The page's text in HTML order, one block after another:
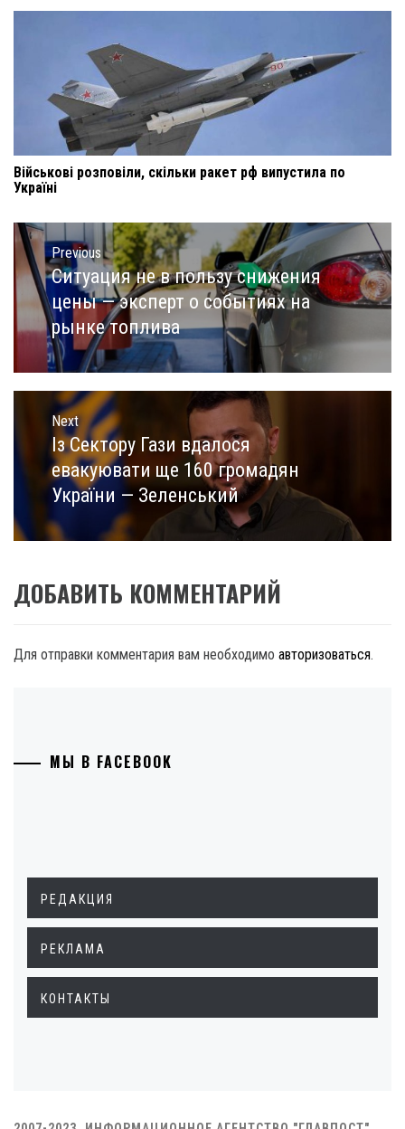
Військові розповіли, скільки ракет рф випустила по
Україні
Навигация
по
записям
Previous
Previous
post:
Ситуация не в пользу снижения
цены — эксперт о событиях на
рынке топлива
Next
Next
post:
Із Сектору Гази вдалося
евакуювати ще 160 громадян
України — Зеленський
ДОБАВИТЬ КОММЕНТАРИЙ
Для отправки комментария вам необходимо авторизоваться.
МЫ В FACEBOOK
РЕДАКЦИЯ
РЕКЛАМА
КОНТАКТЫ